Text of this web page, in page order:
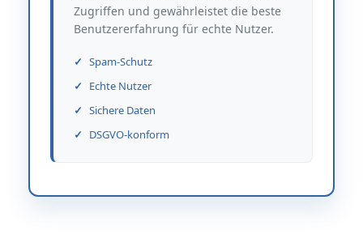
Zugriffen und gewährleistet die beste
Benutzererfahrung für echte Nutzer.
Spam-Schutz
Echte Nutzer
Sichere Daten
DSGVO-konform